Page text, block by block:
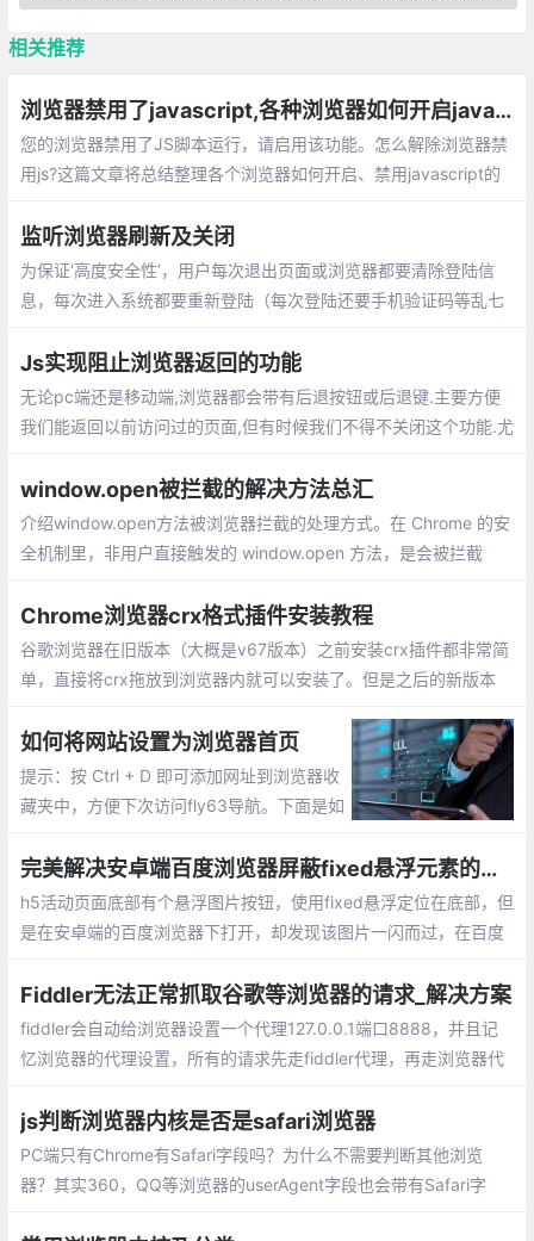
相关推荐
浏览器禁用了javascript,各种浏览器如何开启javascript的方法总汇
您的浏览器禁用了JS脚本运行，请启用该功能。怎么解除浏览器禁
用js?这篇文章将总结整理各个浏览器如何开启、禁用javascript的
监听浏览器刷新及关闭
为保证‘高度安全性’，用户每次退出页面或浏览器都要清除登陆信
息，每次进入系统都要重新登陆（每次登陆还要手机验证码等乱七
可以清除登陆信息。
Js实现阻止浏览器返回的功能
无论pc端还是移动端,浏览器都会带有后退按钮或后退键.主要方便
我们能返回以前访问过的页面,但有时候我们不得不关闭这个功能.尤
window.open被拦截的解决方法总汇
介绍window.open方法被浏览器拦截的处理方式。在 Chrome 的安
全机制里，非用户直接触发的 window.open 方法，是会被拦截
方法解决：表单提交的方式、onclick事件、延迟打开等
Chrome浏览器crx格式插件安装教程
谷歌浏览器在旧版本（大概是v67版本）之前安装crx插件都非常简
单，直接将crx拖放到浏览器内就可以安装了。但是之后的新版本
插件
如何将网站设置为浏览器首页
提示：按 Ctrl + D 即可添加网址到浏览器收
藏夹中，方便下次访问fly63导航。下面是如
设为首页的方法;Firefox火狐浏览器设为首页
的方法
完美解决安卓端百度浏览器屏蔽fixed悬浮元素的问题
h5活动页面底部有个悬浮图片按钮，使用fixed悬浮定位在底部，但
是在安卓端的百度浏览器下打开，却发现该图片一闪而过，在百度
Fiddler无法正常抓取谷歌等浏览器的请求_解决方案
fiddler会自动给浏览器设置一个代理127.0.0.1端口8888，并且记
忆浏览器的代理设置，所有的请求先走fiddler代理，再走浏览器代
统代理选项。即可解决问题。
js判断浏览器内核是否是safari浏览器
PC端只有Chrome有Safari字段吗？为什么不需要判断其他浏览
器？其实360，QQ等浏览器的userAgent字段也会带有Safari字